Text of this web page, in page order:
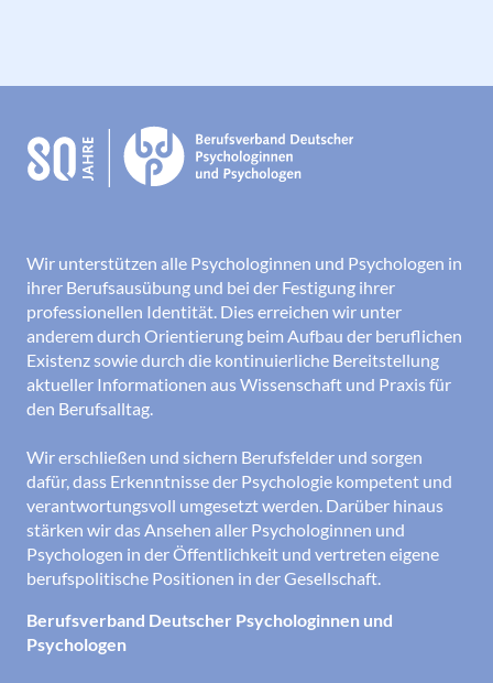
Wir unterstützen alle Psychologinnen und Psychologen in
ihrer Berufsausübung und bei der Festigung ihrer
professionellen Identität. Dies erreichen wir unter
anderem durch Orientierung beim Aufbau der beruflichen
Existenz sowie durch die kontinuierliche Bereitstellung
aktueller Informationen aus Wissenschaft und Praxis für
den Berufsalltag.
Wir erschließen und sichern Berufsfelder und sorgen
dafür, dass Erkenntnisse der Psychologie kompetent und
verantwortungsvoll umgesetzt werden. Darüber hinaus
stärken wir das Ansehen aller Psychologinnen und
Psychologen in der Öffentlichkeit und vertreten eigene
berufspolitische Positionen in der Gesellschaft.
Berufsverband Deutscher Psychologinnen und
Psychologen